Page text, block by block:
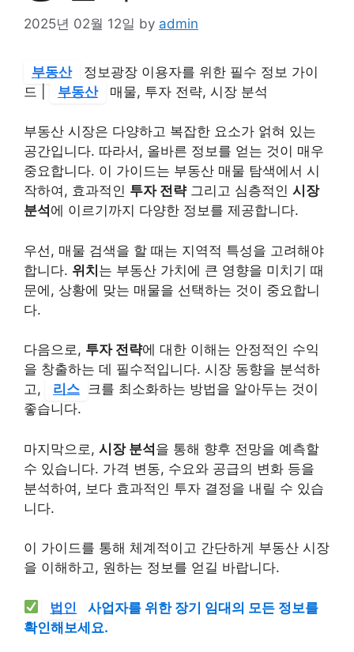
2025년 02월 12일 by admin
부동산
정보광장 이용자를 위한 필수 정보 가이
드 |
부동산 매물, 투자 전략, 시장 분석
부동산 시장은 다양하고 복잡한 요소가 얽혀 있는
공간입니다. 따라서, 올바른 정보를 얻는 것이 매우
중요합니다. 이 가이드는 부동산 매물 탐색에서 시
작하여, 효과적인 투자 전략그리고 심층적인 시장
분석 에 이르기까지 다양한 정보를 제공합니다.
우선, 매물 검색을 할 때는 지역적 특성을 고려해야
합니다. 위치는 부동산 가치에 큰 영향을 미치기 때
문에, 상황에 맞는 매물을 선택하는 것이 중요합니
다.
다음으로, 투자 전략에 대한 이해는 안정적인 수익
을 창출하는 데 필수적입니다. 시장 동향을 분석하
고,
리스 크를 최소화하는 방법을 알아두는 것이
좋습니다.
마지막으로, 시장 분석을 통해 향후 전망을 예측할
수 있습니다. 가격 변동, 수요와 공급의 변화 등을
분석하여, 보다 효과적인 투자 결정을 내릴 수 있습
니다.
이 가이드를 통해 체계적이고 간단하게 부동산 시장
을 이해하고, 원하는 정보를 얻길 바랍니다.
법인
사업자를 위한 장기 임대의 모든 정보를
확인해보세요.